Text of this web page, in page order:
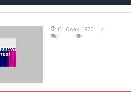
01 Ocak 1970